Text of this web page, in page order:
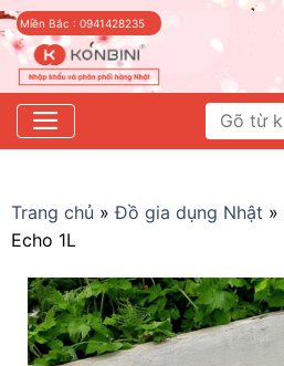
Skip
to
content
Miền Bắc : 0941428235
Tìm
kiếm:
Trang chủ »Đồ gia dụng Nhật »
Echo 1L